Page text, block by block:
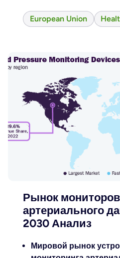
European Union
Рынок мониторов
артериального
2030 Анализ
Мировой рынок